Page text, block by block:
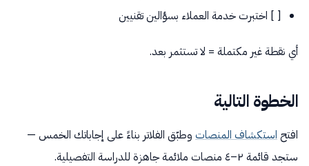
[ ] اختبرت خدمة العملاء بسؤالين تقنيين
أي نقطة غير مكتملة = لا تستثمر بعد.
الخطوة التالية
افتحاستكشاف المنصات وطبّق الفلاتر بناءً على إجاباتك الخمس —
ستجد قائمة ٢–٤ منصات ملائمة جاهزة للدراسة التفصيلية.